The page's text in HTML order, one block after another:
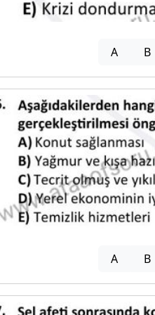
A B
A B